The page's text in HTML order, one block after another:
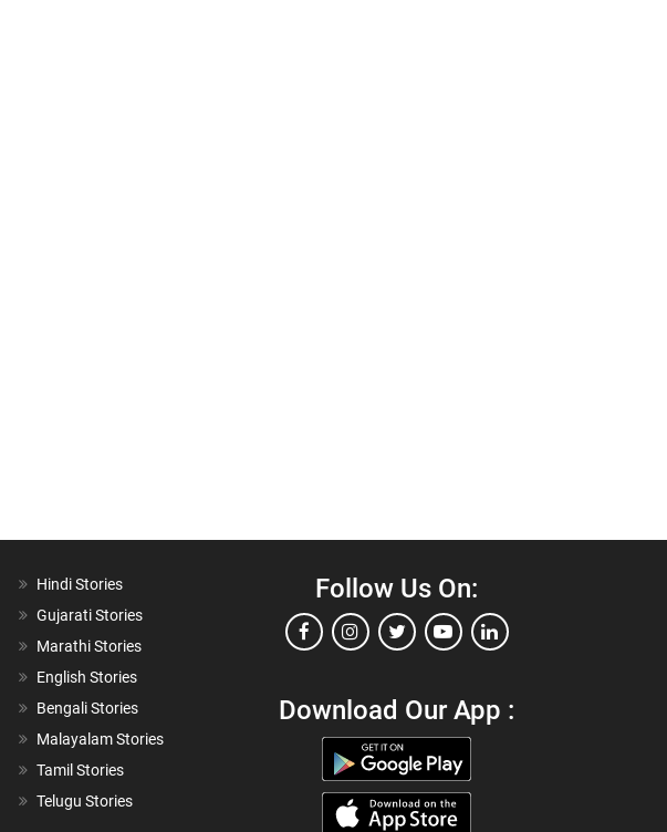
Hindi Stories
Gujarati Stories
Marathi Stories
English Stories
Bengali Stories
Malayalam Stories
Tamil Stories
Telugu Stories
Follow Us On:
Download Our App :